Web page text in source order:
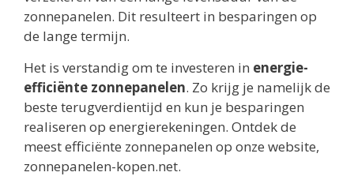
zonnepanelen. Dit resulteert in besparingen op
de lange termijn.
Het is verstandig om te investeren in energie-
efficiënte zonnepanelen. Zo krijg je namelijk de
beste terugverdientijd en kun je besparingen
realiseren op energierekeningen. Ontdek de
meest efficiënte zonnepanelen op onze website,
zonnepanelen-kopen.net.